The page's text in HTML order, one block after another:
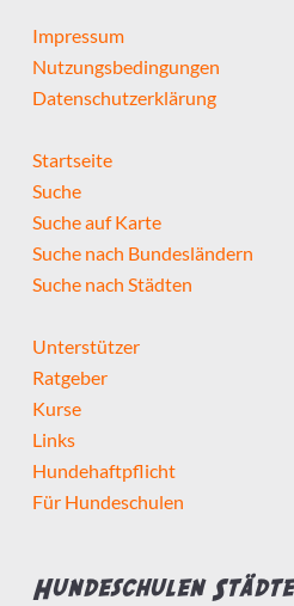
Impressum
Nutzungsbedingungen
Datenschutzerklärung
Startseite
Suche
Suche auf Karte
Suche nach Bundesländern
Suche nach Städten
Unterstützer
Ratgeber
Kurse
Links
Hundehaftpflicht
Für Hundeschulen
Hundeschulen Städte